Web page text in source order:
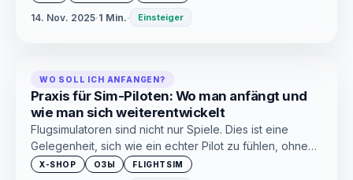
ein paar Schlüsselsituationen zu meistern und die Angst
verschwindet.
14. Nov. 2025·1 Min.· Einsteiger
WO SOLL ICH ANFANGEN?
Praxis für Sim-Piloten: Wo man anfängt und
wie man sich weiterentwickelt
Flugsimulatoren sind nicht nur Spiele. Dies ist eine
Gelegenheit, sich wie ein echter Pilot zu fühlen, ohne
das Haus verlassen zu müssen.
X-SHOP ОЗЫ FLIGHTSIM